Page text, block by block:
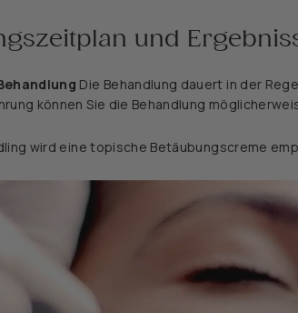
und
Die Behandlung dauert in der
können Sie die Behandlung
wird eine topische Betäubungscreme